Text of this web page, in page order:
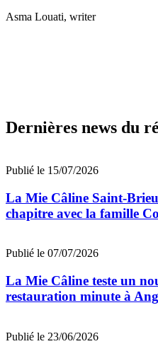
Asma Louati, writer
Dernières news du
Publié le 15/07/2026
La Mie Câline Saint-
chapitre avec la famille
Publié le 07/07/2026
La Mie Câline teste un
restauration minute à
Publié le 23/06/2026